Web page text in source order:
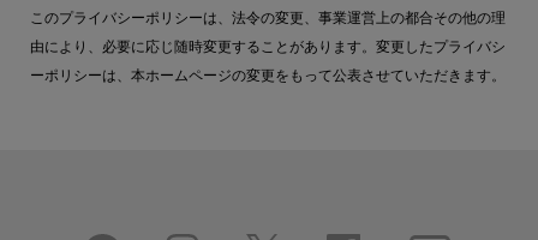
このプライバシーポリシーは、法令の変更、事業運営上の都合その他の理
由により、必要に応じ随時変更することがあります。変更したプライバシ
ーポリシーは、本ホームページの変更をもって公表させていただきます。